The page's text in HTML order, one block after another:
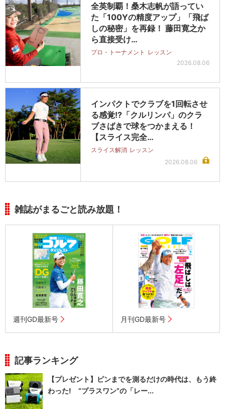
全英制覇！桑木志帆が語ってい
た「100Yの精度アップ」「飛ば
しの秘密」を再録！ 藤田寛之か
ら直接受け…
プロ・トーナメント レッスン
2026.08.06
インパクトでクラブを1回転させ
る感覚!?「クルリンパ」のクラ
ブさばきで球をつかまえる！
【スライス完全…
スライス解消 レッスン
2026.08.06
雑誌がまるごと読み放題！
週刊GD最新号 月刊GD最新号
記事ランキング
【プレゼント】ピンまでを測るだけの時代は、もう終
わった! “プラスワン”の「レー...